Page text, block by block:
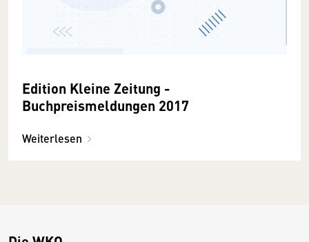
Edition Kleine Zeitung -
Buchpreismeldungen 2017
Weiterlesen